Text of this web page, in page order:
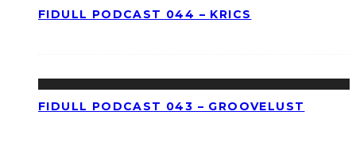
FIDULL PODCAST 044 – KRICS
FIDULL PODCAST 043 – GROOVELUST